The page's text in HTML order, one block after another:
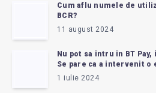
Cum aflu numele de
BCR?
11 august 2024
Nu pot sa intru in BT
Se pare ca a intervenit o
1 iulie 2024